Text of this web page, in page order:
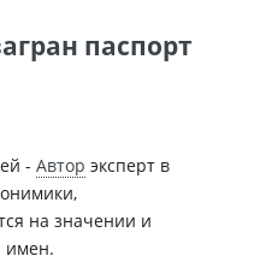
паспорт
- Автор эксперт в
на значении и
имен.